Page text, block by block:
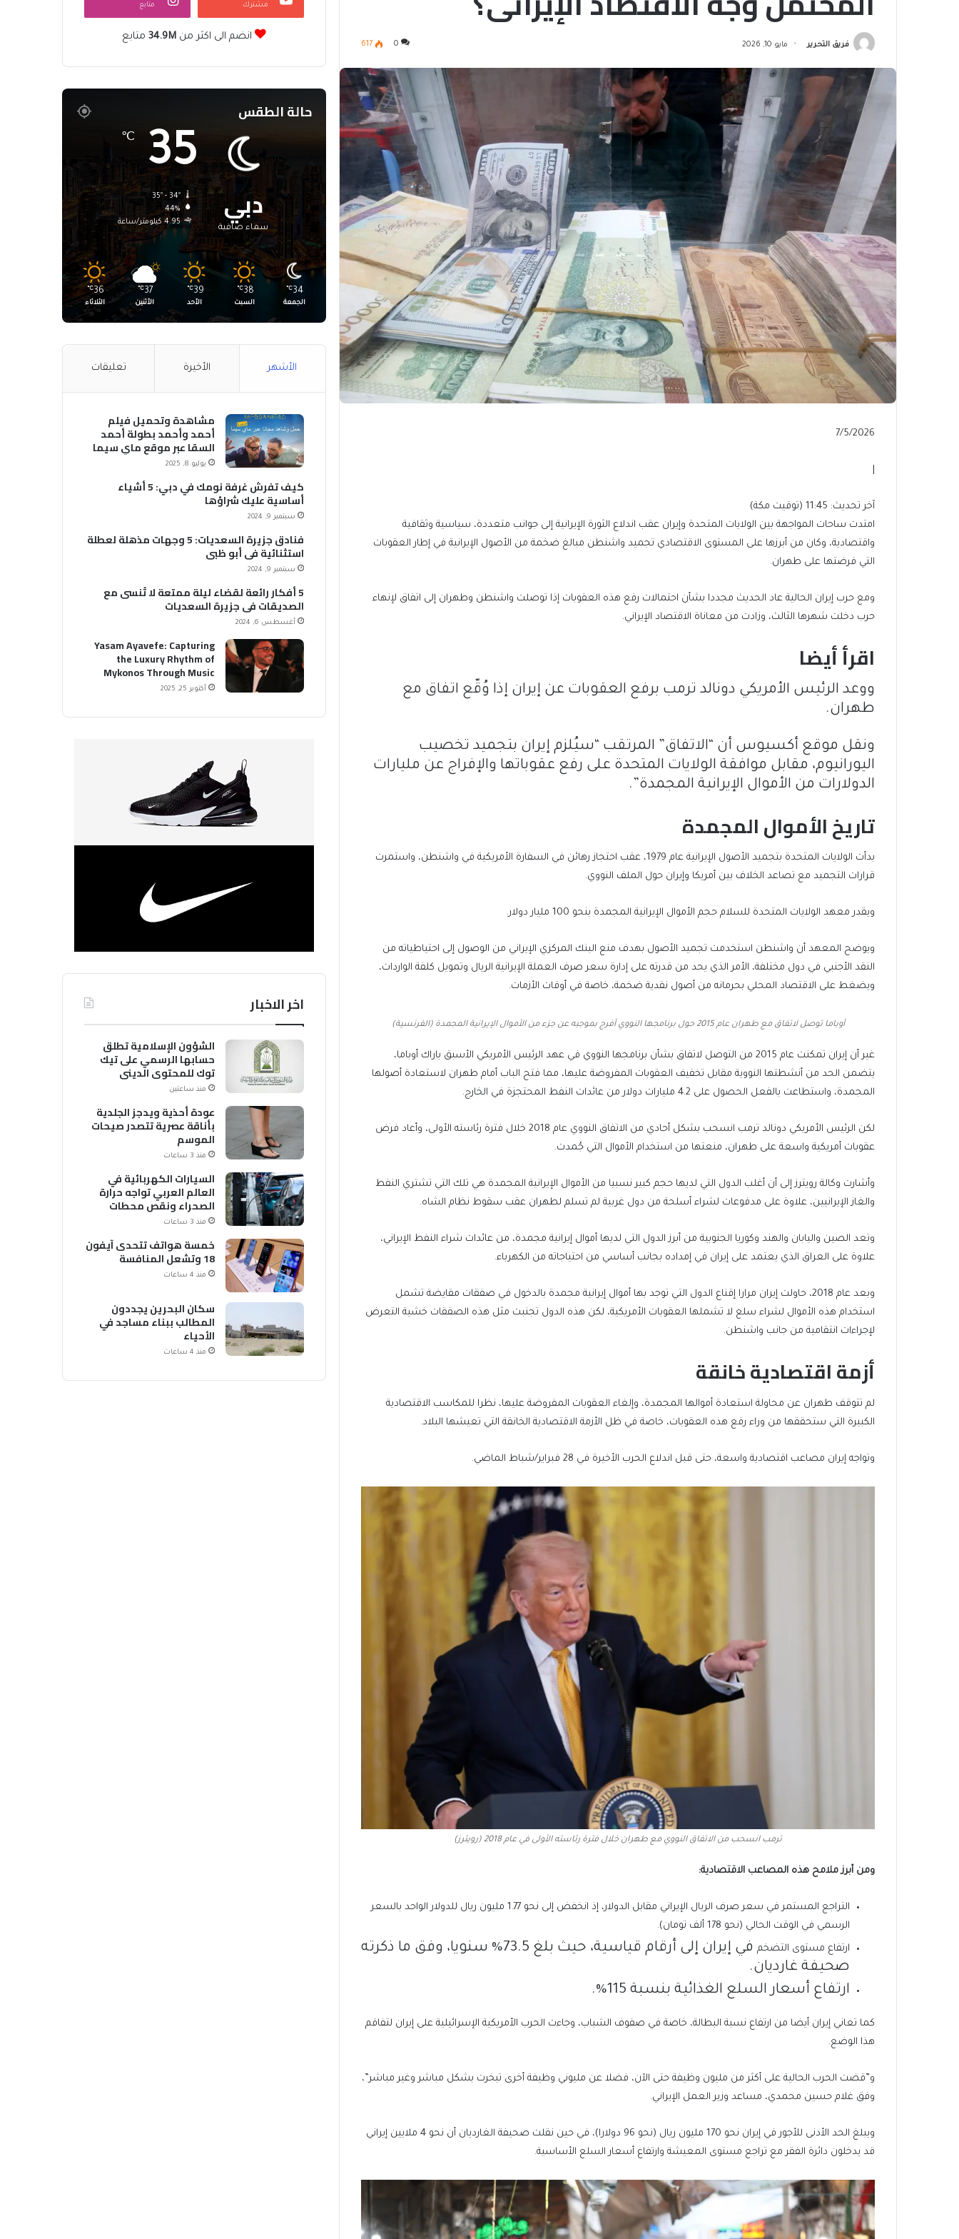
فريق التحرير مايو 10, 2026 0
617
Published
7/5/2026
آخر
تحديث:
11:45
(توقيت
آخر تحديث: 11:45 (توقيت مكة)
امتدت ساحات المواجهة بين الولايات المتحدة وإيران عقب اندلاع الثورة الإيرانية إلى جوانب متعددة، سياسية وثقافية
واقتصادية، وكان من أبرزها على المستوى الاقتصادي تجميد واشنطن مبالغ ضخمة من الأصول الإيرانية في إطار العقوبات
التي فرضتها على طهران.
ومع حرب إيران الحالية عاد الحديث مجددا بشأن احتمالات رفع هذه العقوبات إذا توصلت واشنطن وطهران إلى اتفاق لإنهاء
حرب دخلت شهرها الثالث، وزادت من معاناة الاقتصاد الإيراني.
اقرأ أيضا
list
of
items
end
of
ووعد الرئيس الأمريكي دونالد ترمب برفع العقوبات عن إيران إذا وُقّع اتفاق مع
طهران.
ونقل موقع أكسيوس أن “الاتفاق” المرتقب “سيُلزم إيران بتجميد تخصيب
اليورانيوم، مقابل موافقة الولايات المتحدة على رفع عقوباتها والإفراج عن مليارات
الدولارات من الأموال الإيرانية المجمدة”.
تاريخ الأموال المجمدة
بدأت الولايات المتحدة بتجميد الأصول الإيرانية عام 1979، عقب احتجاز رهائن في السفارة الأمريكية في واشنطن، واستمرت
قرارات التجميد مع تصاعد الخلاف بين أمريكا وإيران حول الملف النووي.
ويقدر معهد الولايات المتحدة للسلام حجم الأموال الإيرانية المجمدة بنحو 100 مليار دولار.
ويوضح المعهد أن واشنطن استخدمت تجميد الأصول بهدف منع البنك المركزي الإيراني من الوصول إلى احتياطياته من
النقد الأجنبي في دول مختلفة، الأمر الذي يحد من قدرته على إدارة سعر صرف العملة الإيرانية الريال وتمويل كلفة الواردات،
ويضغط على الاقتصاد المحلي بحرمانه من أصول نقدية ضخمة، خاصة في أوقات الأزمات.
أوباما توصل لاتفاق مع طهران عام 2015 حول برنامجها النووي أفرج بموجبه عن جزء من الأموال الإيرانية المجمدة (الفرنسية)
غير أن إيران تمكنت عام 2015 من التوصل لاتفاق بشأن برنامجها النووي في عهد الرئيس الأمريكي الأسبق باراك أوباما،
يتضمن الحد من أنشطتها النووية مقابل تخفيف العقوبات المفروضة عليها، مما فتح الباب أمام طهران لاستعادة أصولها
المجمدة، واستطاعت بالفعل الحصول على 4.2 مليارات دولار من عائدات النفط المحتجزة في الخارج.
لكن الرئيس الأمريكي دونالد ترمب انسحب بشكل أحادي من الاتفاق النووي عام 2018 خلال فترة رئاسته الأولى، وأعاد فرض
عقوبات أمريكية واسعة على طهران، منعتها من استخدام الأموال التي جُمدت.
وأشارت وكالة رويترز إلى أن أغلب الدول التي لديها حجم كبير نسبيا من الأموال الإيرانية المجمدة هي تلك التي تشتري النفط
والغاز الإيرانيين، علاوة على مدفوعات لشراء أسلحة من دول غربية لم تسلم لطهران عقب سقوط نظام الشاه.
وتعد الصين واليابان والهند وكوريا الجنوبية من أبرز الدول التي لديها أموال إيرانية مجمدة، من عائدات شراء النفط الإيراني،
علاوة على العراق الذي يعتمد على إيران في إمداده بجانب أساسي من احتياجاته من الكهرباء.
وبعد عام 2018، حاولت إيران مرارا إقناع الدول التي توجد بها أموال إيرانية مجمدة بالدخول في صفقات مقايضة تشمل
استخدام هذه الأموال لشراء سلع لا تشملها العقوبات الأمريكية، لكن هذه الدول تجنبت مثل هذه الصفقات خشية التعرض
لإجراءات انتقامية من جانب واشنطن.
أزمة اقتصادية خانقة
لم تتوقف طهران عن محاولة استعادة أموالها المجمدة، وإلغاء العقوبات المفروضة عليها، نظرا للمكاسب الاقتصادية
الكبيرة التي ستحققها من وراء رفع هذه العقوبات، خاصة في ظل الأزمة الاقتصادية الخانقة التي تعيشها البلاد.
وتواجه إيران مصاعب اقتصادية واسعة، حتى قبل اندلاع الحرب الأخيرة في 28 فبراير/شباط الماضي.
ترمب انسحب من الاتفاق النووي مع طهران خلال فترة رئاسته الأولى في عام 2018 (رويترز)
ومن أبرز ملامح هذه المصاعب الاقتصادية:
التراجع المستمر في سعر صرف الريال الإيراني مقابل الدولار، إذ انخفض إلى نحو 1.77 مليون ريال للدولار الواحد بالسعر
الرسمي في الوقت الحالي (نحو 178 ألف تومان).
ارتفاع مستوى التضخم
في إيران إلى أرقام قياسية، حيث بلغ 73.5% سنويا، وفق ما ذكرته
صحيفة غارديان.
ارتفاع أسعار السلع الغذائية بنسبة 115%.
كما تعاني إيران أيضا من ارتفاع نسبة البطالة، خاصة في صفوف الشباب، وجاءت الحرب الأمريكية الإسرائيلية على إيران لتفاقم
هذا الوضع.
و”قضت الحرب الحالية على أكثر من مليون وظيفة حتى الآن، فضلا عن مليوني وظيفة أخرى تبخرت بشكل مباشر وغير مباشر”،
وفق غلام حسين محمدي، مساعد وزير العمل الإيراني.
ويبلغ الحد الأدنى للأجور في إيران نحو 170 مليون ريال (نحو 96 دولارا)، في حين نقلت صحيفة الغارديان أن نحو 4 ملايين إيراني
قد يدخلون دائرة الفقر مع تراجع مستوى المعيشة وارتفاع أسعار السلع الأساسية.
مشترك متابع
انضم الى اكثر من34.9M متابع
حالة الطقس
دبي
سماء صافية
35
℃
35º - 34º
44%
4.95 كيلومتر/ساعة
34
℃
الجمعة
38
℃
السبت
39
℃
الأحد
37
℃
الأثنين
36
℃
الثلاثاء
الأشهر الأخيرة تعليقات
مشاهدة وتحميل فيلم
أحمد وأحمد بطولة أحمد
السقا عبر موقع ماي سيما
MyCima (وي سيما WeCima)
يوليو 8, 2025
كيف تفرش غرفة نومك في دبي: 5 أشياء
أساسية عليك شراؤها
سبتمبر 9, 2024
فنادق جزيرة السعديات: 5 وجهات مذهلة لعطلة
استثنائية في أبو ظبي
سبتمبر 9, 2024
5 أفكار رائعة لقضاء ليلة ممتعة لا تُنسى مع
الصديقات في جزيرة السعديات
أغسطس 6, 2024
Yasam Ayavefe: Capturing
the Luxury Rhythm of
Mykonos Through Music
أكتوبر 25, 2025
اخر الاخبار
الشؤون الإسلامية تطلق
حسابها الرسمي على تيك
توك للمحتوى الديني
منذ ساعتين
عودة أحذية ويدجز الجلدية
بأناقة عصرية تتصدر صيحات
الموسم
منذ 3 ساعات
السيارات الكهربائية في
العالم العربي تواجه حرارة
الصحراء ونقص محطات
الشحن
منذ 3 ساعات
خمسة هواتف تتحدى آيفون
18 وتشعل المنافسة
منذ 4 ساعات
سكان البحرين يجددون
المطالب ببناء مساجد في
الأحياء
منذ 4 ساعات